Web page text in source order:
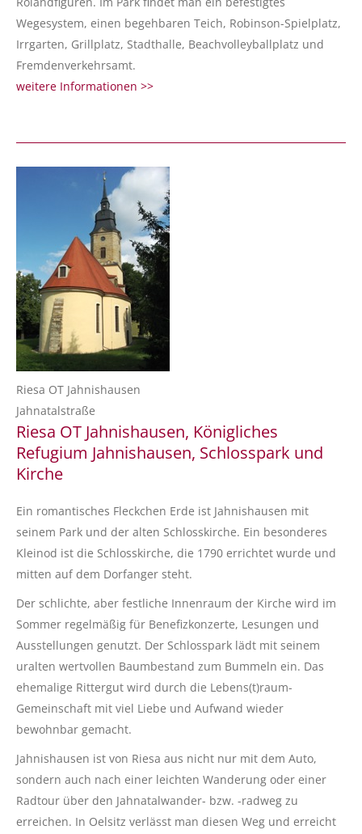
Wegesystem, einen begehbaren Teich, Robinson-Spielplatz,
Irrgarten, Grillplatz, Stadthalle, Beachvolleyballplatz und
Fremdenverkehrsamt.
weitere Informationen >>
Riesa OT Jahnishausen
Jahnatalstraße
Riesa OT Jahnishausen, Königliches
Refugium Jahnishausen, Schlosspark und
Kirche
Ein romantisches Fleckchen Erde ist Jahnishausen mit
seinem Park und der alten Schlosskirche. Ein besonderes
Kleinod ist die Schlosskirche, die 1790 errichtet wurde und
mitten auf dem Dorfanger steht.
Der schlichte, aber festliche Innenraum der Kirche wird im
Sommer regelmäßig für Benefizkonzerte, Lesungen und
Ausstellungen genutzt. Der Schlosspark lädt mit seinem
uralten wertvollen Baumbestand zum Bummeln ein. Das
ehemalige Rittergut wird durch die Lebens(t)raum-
Gemeinschaft mit viel Liebe und Aufwand wieder
bewohnbar gemacht.
Jahnishausen ist von Riesa aus nicht nur mit dem Auto,
sondern auch nach einer leichten Wanderung oder einer
Radtour über den Jahnatalwander- bzw. -radweg zu
erreichen. In Oelsitz verlässt man diesen Weg und erreicht